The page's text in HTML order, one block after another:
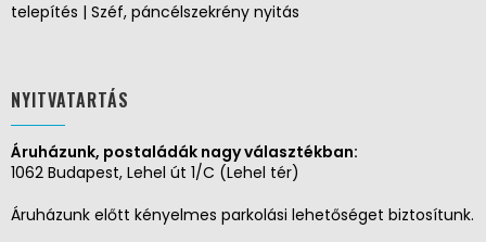
telepítés | Széf, páncélszekrény nyitás
NYITVATARTÁS
Áruházunk, postaládák nagy választékban:
1062 Budapest, Lehel út 1/C (Lehel tér)
Áruházunk előtt kényelmes parkolási lehetőséget biztosítunk.